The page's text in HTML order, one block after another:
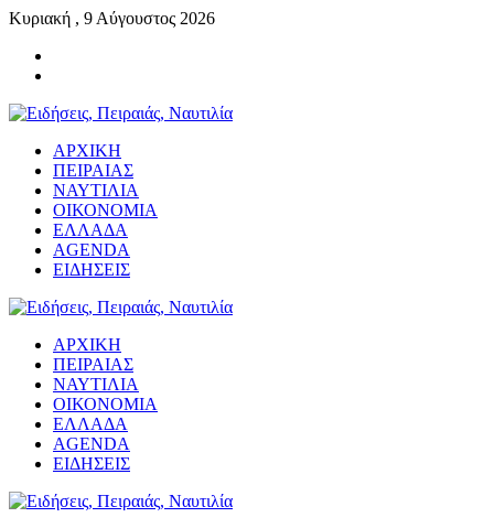
Κυριακή , 9 Αύγουστος 2026
ΑΡΧΙΚΗ
ΠΕΙΡΑΙΑΣ
ΝΑΥΤΙΛΙΑ
ΟΙΚΟΝΟΜΙΑ
ΕΛΛΑΔΑ
AGENDA
ΕΙΔΗΣΕΙΣ
ΑΡΧΙΚΗ
ΠΕΙΡΑΙΑΣ
ΝΑΥΤΙΛΙΑ
ΟΙΚΟΝΟΜΙΑ
ΕΛΛΑΔΑ
AGENDA
ΕΙΔΗΣΕΙΣ